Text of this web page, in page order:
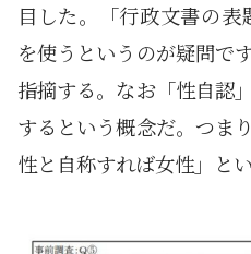
目した。「行政文書の
を使うというのが疑問で
指摘する。なお「性自認
するという概念だ。つま
性と自称すれば女性」とい